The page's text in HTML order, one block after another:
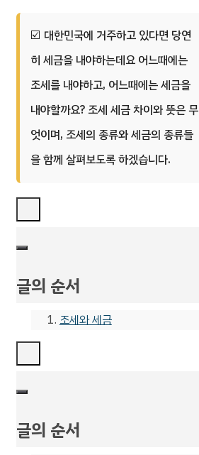
대한민국에 거주하고 있다면 당연
히 세금을 내야하는데요 어느때에는
조세를 내야하고, 어느때에는 세금을
내야할까요? 조세 세금 차이와 뜻은 무
엇이며, 조세의 종류와 세금의 종류들
을 함께 살펴보도록 하겠습니다.
글의 순서
조세와 세금
글의 순서